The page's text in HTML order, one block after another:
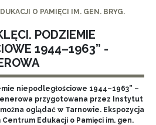
O PAMIĘCI IM. GEN. BRYG.
PODZIEMIE
1944–1963” -
niepodległościowe 1944–1963” –
przygotowana przez Instytut
oglądać w Tarnowie. Ekspozycja
Edukacji o Pamięci im. gen.